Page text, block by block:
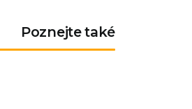
Poznejte také